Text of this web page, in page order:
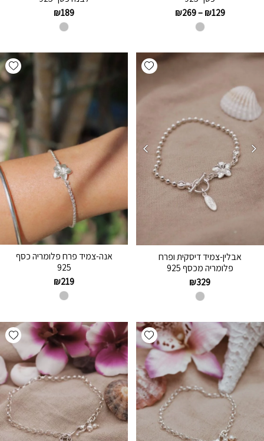
₪129
–
₪269
₪189
Add wishlist
אבלין-צמיד דיסקית ופרח
פלומריה מכסף 925
₪329
אנה-צמיד פרח פלומריה כסף
925
₪219
Add wishlist